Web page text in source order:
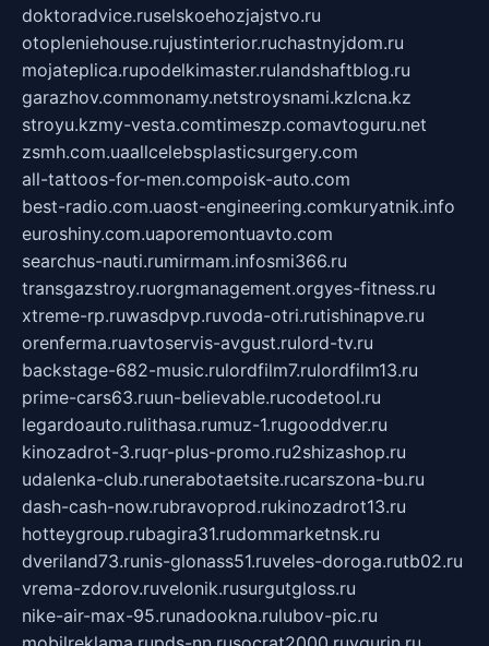
doktoradvice.ruselskoehozjajstvo.ru
otopleniehouse.rujustinterior.ruchastnyjdom.ru
mojateplica.rupodelkimaster.rulandshaftblog.ru
garazhov.commonamy.netstroysnami.kzlcna.kz
stroyu.kzmy-vesta.comtimeszp.comavtoguru.net
zsmh.com.uaallcelebsplasticsurgery.com
all-tattoos-for-men.compoisk-auto.com
best-radio.com.uaost-engineering.comkuryatnik.info
euroshiny.com.uaporemontuavto.com
searchus-nauti.rumirmam.infosmi366.ru
transgazstroy.ruorgmanagement.orgyes-fitness.ru
xtreme-rp.ruwasdpvp.ruvoda-otri.rutishinapve.ru
orenferma.ruavtoservis-avgust.rulord-tv.ru
backstage-682-music.rulordfilm7.rulordfilm13.ru
prime-cars63.ruun-believable.rucodetool.ru
legardoauto.rulithasa.rumuz-1.rugooddver.ru
kinozadrot-3.ruqr-plus-promo.ru2shizashop.ru
udalenka-club.runerabotaetsite.rucarszona-bu.ru
dash-cash-now.rubravoprod.rukinozadrot13.ru
hotteygroup.rubagira31.rudommarketnsk.ru
dveriland73.runis-glonass51.ruveles-doroga.rutb02.ru
vrema-zdorov.ruvelonik.rusurgutgloss.ru
nike-air-max-95.runadookna.rulubov-pic.ru